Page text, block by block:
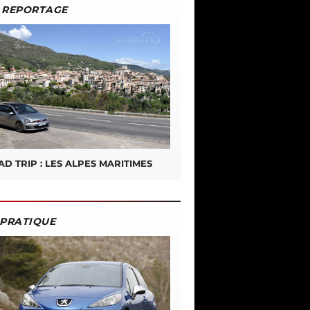
TRIP : LES ALPES MARITIMES